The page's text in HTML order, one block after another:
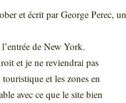
et écrit par George Perec, un
de New York.
et je ne reviendrai pas
et les zones en
avec ce que le site bien